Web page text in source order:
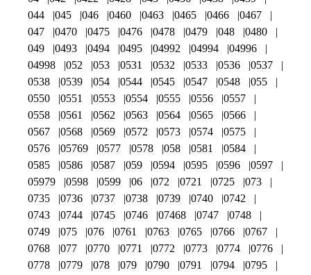
044
045 046 0460 0463 0465 0466
0467
047
0470 0475 0476 0478 0479 048
0480
049
0493 0494 0495 04992 04994
04996
04998
052 053 0531 0532 0533 0536
0537
0538
0539 054 0544 0545 0547 0548
055
0550
0551 0553 0554 0555 0556
0557
0558
0561 0562 0563 0564 0565
0566
0567
0568 0569 0572 0573 0574
0575
0576
05769 0577 0578 058 0581
0584
0585
0586 0587 059 0594 0595 0596
0597
05979
0598 0599 06 072 0721 0725
073
0735
0736 0737 0738 0739 0740
0742
0743
0744 0745 0746 07468 0747
0748
0749
075 076 0761 0763 0765 0766
0767
0768
077 0770 0771 0772 0773 0774
0776
0778
0779 078 079 0790 0791 0794
0795